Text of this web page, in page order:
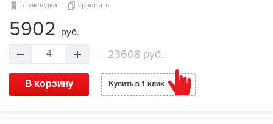
в закладки сравнить
5902 руб.
4 = 23608 руб.
В корзину Купить в 1 клик